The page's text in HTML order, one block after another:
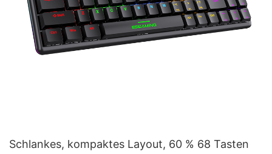
Schlankes, kompaktes Layout, 60 % 68 Tasten